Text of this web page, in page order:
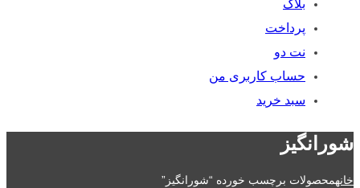
بلاگ
پرداخت
نت دو
حساب کاربری من
سبد خرید
شورانگیز
خانهمحصولات برچسب خورده “شورانگیز”